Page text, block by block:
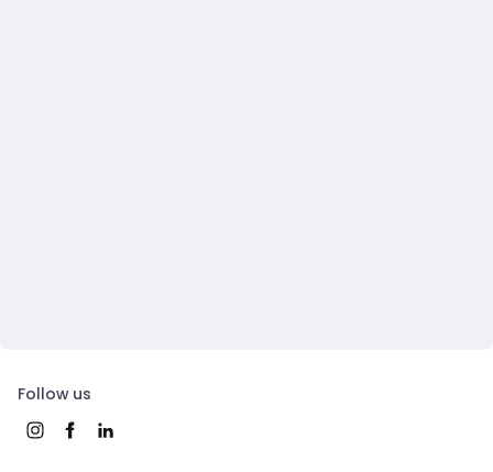
Follow us